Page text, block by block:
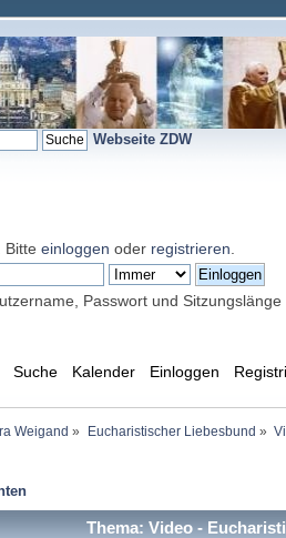
Webseite ZDW
. Bitte einloggen oder registrieren
Passwort und Sitzungslänge
Suche Kalender Einloggen
Weigand » Eucharistischer Liebesbund »
Thema: Video -